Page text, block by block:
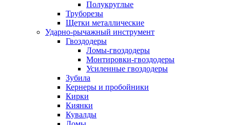
Полукруглые
Труборезы
Щетки металлические
Ударно-рычажный инструмент
Гвоздодеры
Ломы-гвоздодеры
Монтировки-гвоздодеры
Усиленные гвоздодеры
Зубила
Кернеры и пробойники
Кирки
Киянки
Кувалды